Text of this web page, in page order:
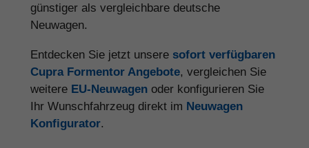
günstiger als vergleichbare deutsche
Neuwagen.
Entdecken Sie jetzt unsere sofort verfügbaren
Cupra Formentor Angebote, vergleichen Sie
weitere EU-Neuwagen oder konfigurieren Sie
Ihr Wunschfahrzeug direkt im Neuwagen
Konfigurator.